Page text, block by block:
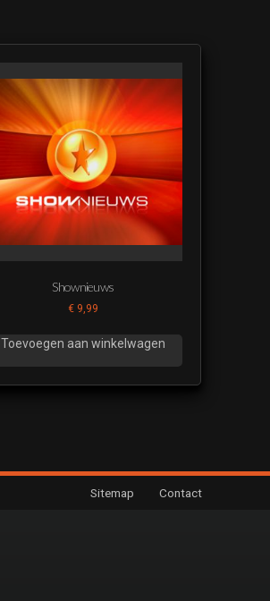
Shownieuws
€9,99
Toevoegen aan winkelwagen
Sitemap Contact